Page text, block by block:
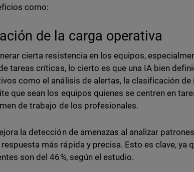
como:
de la carga operativa
cierta resistencia en los equipos,
tareas críticas, lo cierto es que una IA bien
como el análisis de alertas, la clasificación
que sean los equipos quienes se centren en
de trabajo de los profesionales.
la detección de amenazas al analizar
más rápida y precisa. Esto es clave, ya
son del 46%, según el estudio.